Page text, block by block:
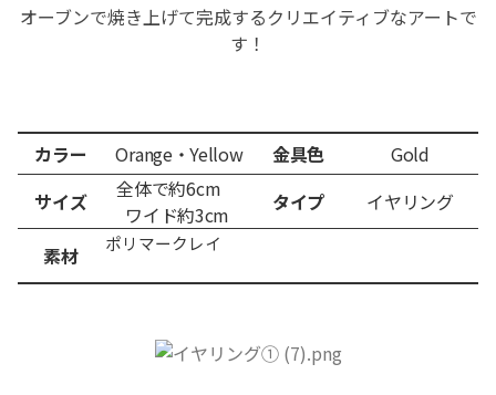
オーブンで焼き上げて完成するクリエイティブなアートで
す！
カラー Orange・Yellow 金具色
Gold
サイズ
全体で約6cm
ワイド約3cm タイプ イヤリング
素材 ポリマークレイ